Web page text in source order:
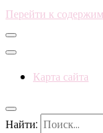
Перейти к
Карта сайта
Найти: